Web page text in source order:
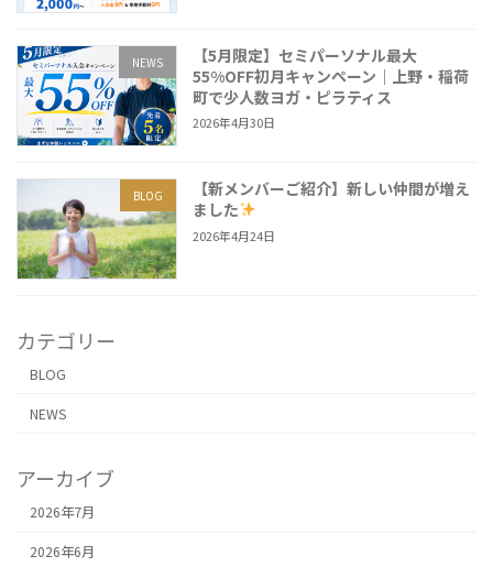
NEWS
【5月限定】セミパーソナル最大
55%OFF初月キャンペーン｜上野・稲荷
町で少人数ヨガ・ピラティス
2026年4月30日
BLOG
【新メンバーご紹介】新しい仲間が増え
ました
2026年4月24日
カテゴリー
BLOG
NEWS
アーカイブ
2026年7月
2026年6月